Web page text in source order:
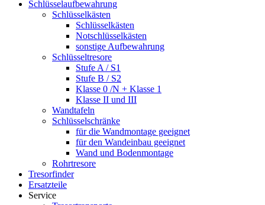
Schlüsselaufbewahrung
Schlüsselkästen
Schlüsselkästen
Notschlüsselkästen
sonstige Aufbewahrung
Schlüsseltresore
Stufe A / S1
Stufe B / S2
Klasse 0 /N + Klasse 1
Klasse II und III
Wandtafeln
Schlüsselschränke
für die Wandmontage geeignet
für den Wandeinbau geeignet
Wand und Bodenmontage
Rohrtresore
Tresorfinder
Ersatzteile
Service